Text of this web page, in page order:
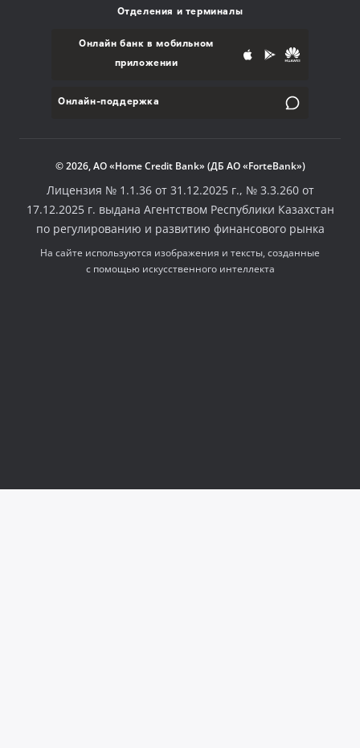
Отделения и терминалы
Онлайн банк в мобильном
приложении
Онлайн-поддержка
© 2026, АО «Home Credit Bank» (ДБ АО «ForteBank»)
Лицензия № 1.1.36 от 31.12.2025 г., № 3.3.260 от
17.12.2025 г. выдана Агентством Республики Казахстан
по регулированию и развитию финансового рынка
На сайте используются изображения и тексты, созданные
с помощью искусственного интеллекта